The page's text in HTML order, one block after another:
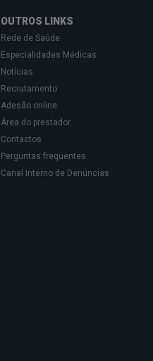
OUTROS LINKS
Rede de Saúde
Especialidades Médicas
Notícias
Recrutamento
Adesão online
Área do prestador
Contactos
Perguntas frequentes
Canal Interno de Denúncias